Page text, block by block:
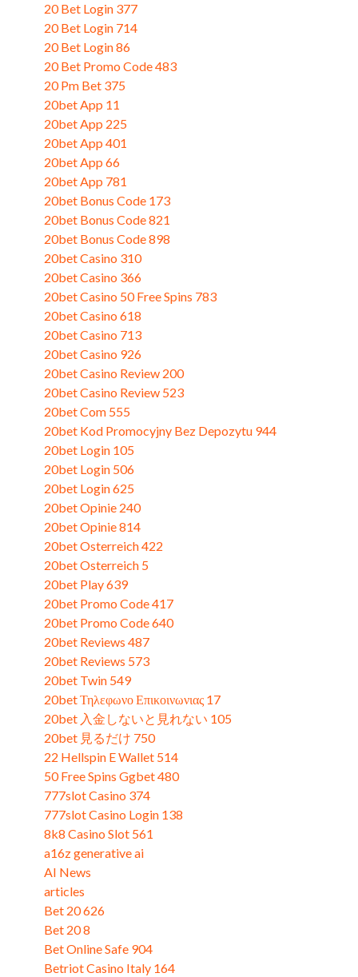
20 Bet Login 377
20 Bet Login 714
20 Bet Login 86
20 Bet Promo Code 483
20 Pm Bet 375
20bet App 11
20bet App 225
20bet App 401
20bet App 66
20bet App 781
20bet Bonus Code 173
20bet Bonus Code 821
20bet Bonus Code 898
20bet Casino 310
20bet Casino 366
20bet Casino 50 Free Spins 783
20bet Casino 618
20bet Casino 713
20bet Casino 926
20bet Casino Review 200
20bet Casino Review 523
20bet Com 555
20bet Kod Promocyjny Bez Depozytu 944
20bet Login 105
20bet Login 506
20bet Login 625
20bet Opinie 240
20bet Opinie 814
20bet Osterreich 422
20bet Osterreich 5
20bet Play 639
20bet Promo Code 417
20bet Promo Code 640
20bet Reviews 487
20bet Reviews 573
20bet Twin 549
20bet Τηλεφωνο Επικοινωνιας 17
20bet 入金しないと見れない 105
20bet 見るだけ 750
22 Hellspin E Wallet 514
50 Free Spins Ggbet 480
777slot Casino 374
777slot Casino Login 138
8k8 Casino Slot 561
a16z generative ai
AI News
articles
Bet 20 626
Bet 20 8
Bet Online Safe 904
Betriot Casino Italy 164